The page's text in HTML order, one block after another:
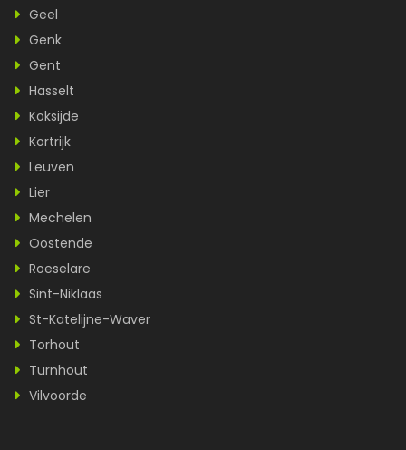
Geel
Genk
Gent
Hasselt
Koksijde
Kortrijk
Leuven
Lier
Mechelen
Oostende
Roeselare
Sint-Niklaas
St-Katelijne-Waver
Torhout
Turnhout
Vilvoorde